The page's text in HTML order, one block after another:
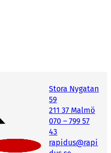
Stora Nygatan
59
211 37 Malmö
070 – 799 57
43
rapidus@rapi